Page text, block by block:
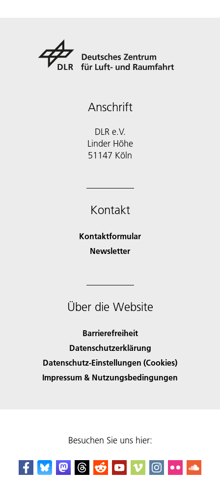
Anschrift
DLR e.V.
Linder Höhe
51147 Köln
Kontakt
Kontaktformular
Newsletter
Über die Website
Barrierefreiheit
Datenschutzerklärung
Datenschutz-Einstellungen (Cookies)
Impressum & Nutzungsbedingungen
Besuchen Sie uns hier: